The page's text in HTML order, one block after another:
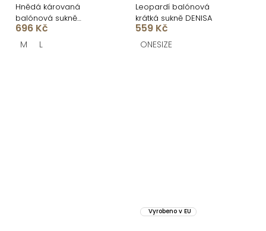
Hnědá károvaná
balónová sukně
BROCKYN
696 Kč
M L
Leopardí balónová
krátká sukně DENISA
559 Kč
ONESIZE
Vyrobeno v EU